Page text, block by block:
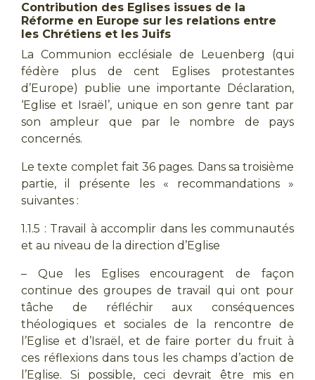
Contribution des Eglises issues de la
Réforme en Europe sur les relations entre
les Chrétiens et les Juifs
La Communion ecclésiale de Leuenberg (qui
fédère plus de cent Eglises protestantes
d’Europe) publie une importante Déclaration,
‘Eglise et Israël’, unique en son genre tant par
son ampleur que par le nombre de pays
concernés.
Le texte complet fait 36 pages. Dans sa troisième
partie, il présente les « recommandations »
suivantes :
1.1.5 : Travail à accomplir dans les communautés
et au niveau de la direction d’Eglise
– Que les Eglises encouragent de façon
continue des groupes de travail qui ont pour
tâche de réfléchir aux conséquences
théologiques et sociales de la rencontre de
l’Eglise et d’Israël, et de faire porter du fruit à
ces réflexions dans tous les champs d’action de
l’Eglise. Si possible, ceci devrait être mis en